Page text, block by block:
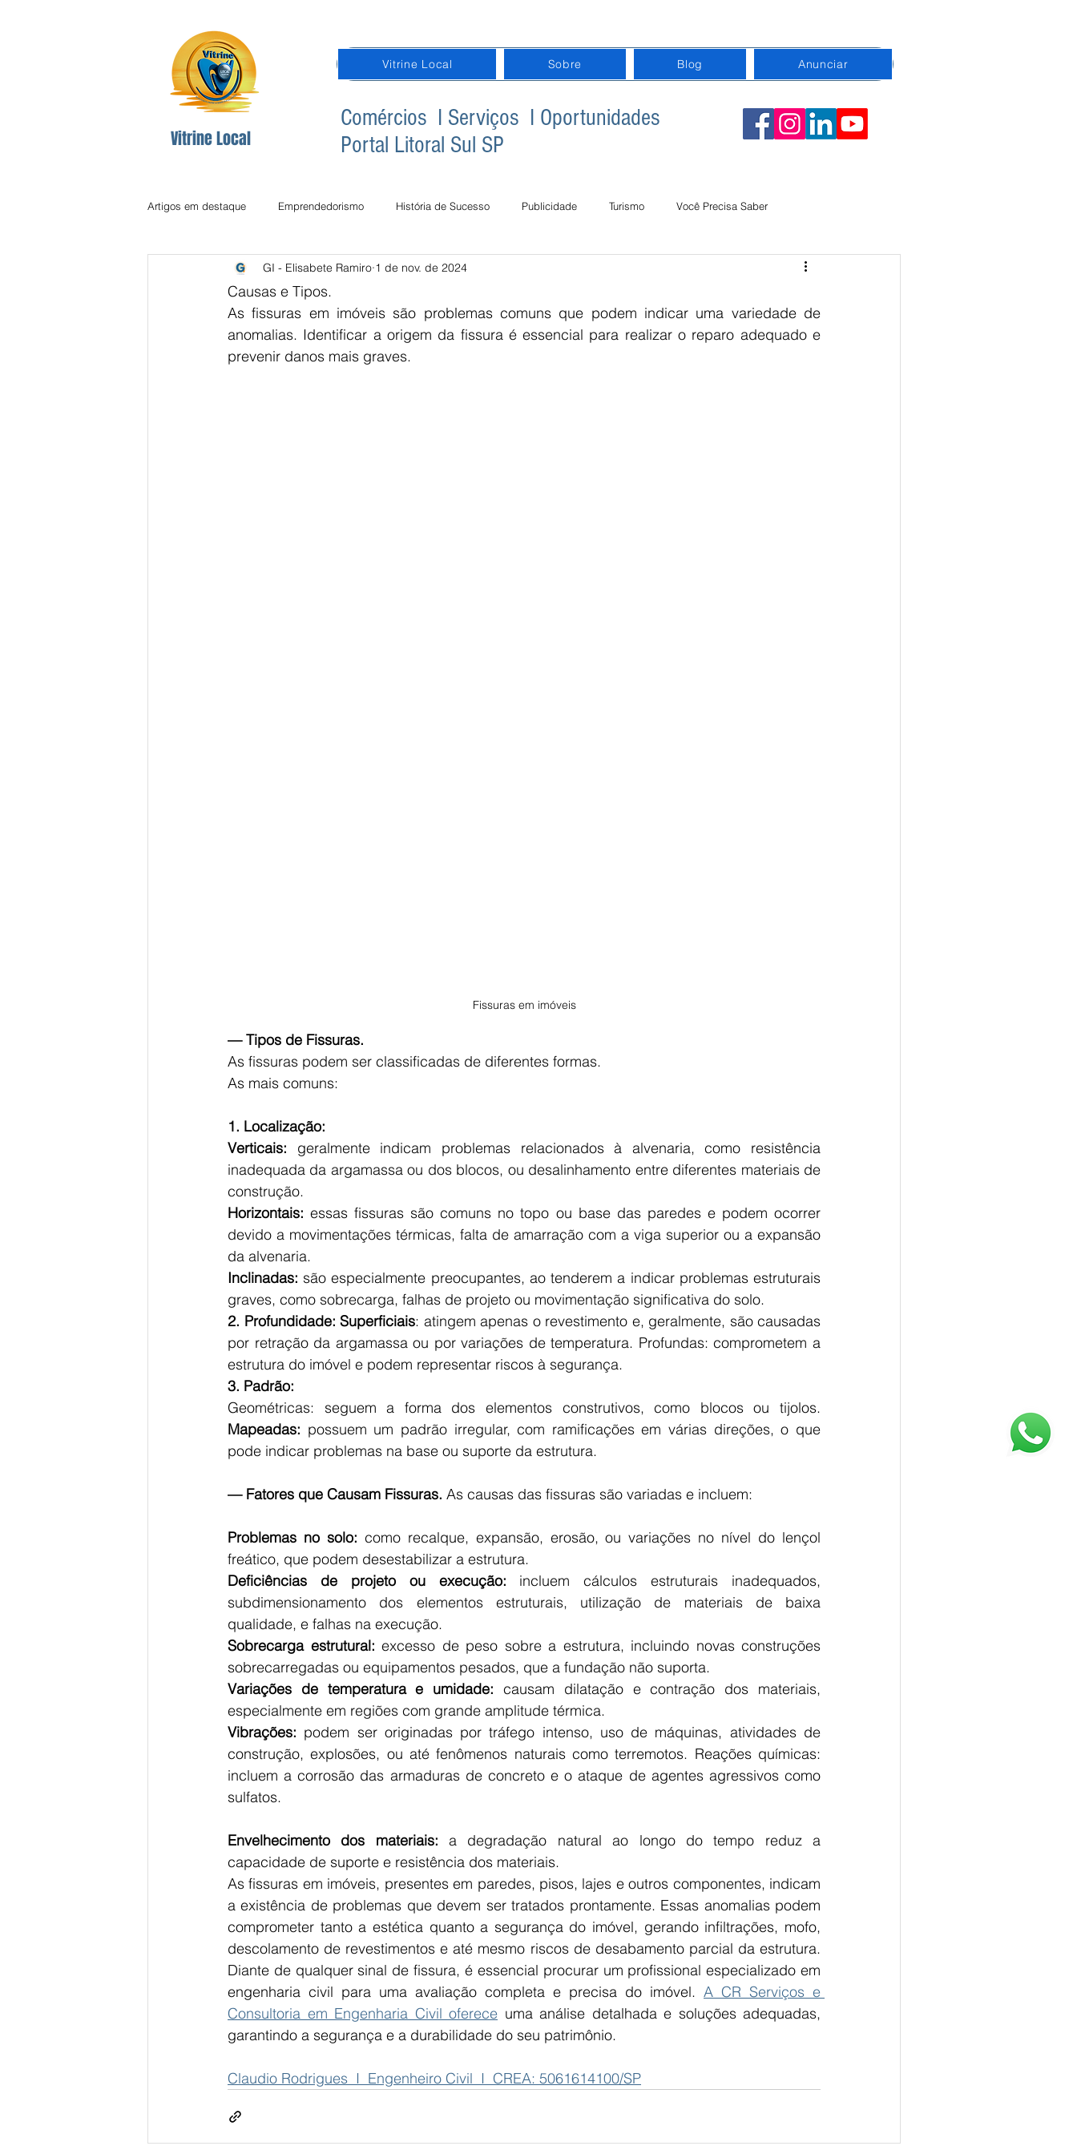
Vitrine Local
Vitrine Local Sobre Blog Anunciar
Comércios I Serviços I Oportunidades
Portal Litoral Sul SP
Artigos em destaque Emprendedorismo História de Sucesso Publicidade Turismo Você Precisa Saber
Dicas Redes Sociais Inclusão Digital na Terceira Idade Conexão
Comunicção Comunicação
GI - Elisabete Ramiro 1 de nov. de 2024
Causas e Tipos.
As fissuras em imóveis são problemas comuns que podem indicar uma variedade de
anomalias. Identificar a origem da fissura é essencial para realizar o reparo adequado e
prevenir danos mais graves.
Fissuras em imóveis
— Tipos de Fissuras.
As fissuras podem ser classificadas de diferentes formas.
As mais comuns:
1. Localização:
Verticais: geralmente indicam problemas relacionados à alvenaria, como resistência
inadequada da argamassa ou dos blocos, ou desalinhamento entre diferentes materiais de
construção.
Horizontais: essas fissuras são comuns no topo ou base das paredes e podem ocorrer
devido a movimentações térmicas, falta de amarração com a viga superior ou a expansão
da alvenaria.
Inclinadas: são especialmente preocupantes, ao tenderem a indicar problemas estruturais
graves, como sobrecarga, falhas de projeto ou movimentação significativa do solo.
2. Profundidade: Superficiais: atingem apenas o revestimento e, geralmente, são causadas
por retração da argamassa ou por variações de temperatura. Profundas: comprometem a
estrutura do imóvel e podem representar riscos à segurança.
3. Padrão:
Mapeadas: possuem um padrão irregular, com ramificações em várias direções, o que
pode indicar problemas na base ou suporte da estrutura.
— Fatores que Causam Fissuras. As causas das fissuras são variadas e incluem:
Problemas no solo: como recalque, expansão, erosão, ou variações no nível do lençol
freático, que podem desestabilizar a estrutura.
Deficiências de projeto ou execução: incluem cálculos estruturais inadequados,
subdimensionamento dos elementos estruturais, utilização de materiais de baixa
qualidade, e falhas na execução.
Sobrecarga estrutural: excesso de peso sobre a estrutura, incluindo novas construções
sobrecarregadas ou equipamentos pesados, que a fundação não suporta.
Variações de temperatura e umidade: causam dilatação e contração dos materiais,
especialmente em regiões com grande amplitude térmica.
Vibrações: podem ser originadas por tráfego intenso, uso de máquinas, atividades de
construção, explosões, ou até fenômenos naturais como terremotos. Reações químicas:
incluem a corrosão das armaduras de concreto e o ataque de agentes agressivos como
sulfatos.
Envelhecimento dos materiais: a degradação natural ao longo do tempo reduz a
capacidade de suporte e resistência dos materiais.
As fissuras em imóveis, presentes em paredes, pisos, lajes e outros componentes, indicam
a existência de problemas que devem ser tratados prontamente. Essas anomalias podem
comprometer tanto a estética quanto a segurança do imóvel, gerando infiltrações, mofo,
descolamento de revestimentos e até mesmo riscos de desabamento parcial da estrutura.
Diante de qualquer sinal de fissura, é essencial procurar um profissional especializado em
engenharia civil para uma avaliação completa e precisa do imóvel. A CR Serviços e
Consultoria em Engenharia Civil oferece uma análise detalhada e soluções adequadas,
garantindo a segurança e a durabilidade do seu patrimônio.
Claudio Rodrigues  I  Engenheiro Civil  I  CREA: 5061614100/SP